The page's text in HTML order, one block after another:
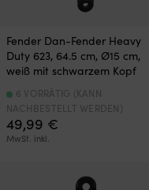
Fender Dan-Fender Heavy
Duty 623, 64.5 cm, Ø15 cm,
weiß mit schwarzem Kopf
49,99 €
MwSt. inkl.
6 VORRÄTIG (KANN
NACHBESTELLT WERDEN)